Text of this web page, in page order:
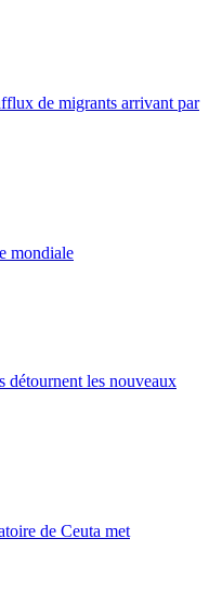
de migrants arrivant par
mondiale
détournent les nouveaux
de Ceuta met